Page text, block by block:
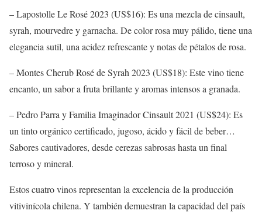
– Lapostolle Le Rosé 2023 (US$16): Es una mezcla de cinsault,
syrah, mourvedre y garnacha. De color rosa muy pálido, tiene una
elegancia sutil, una acidez refrescante y notas de pétalos de rosa.
– Montes Cherub Rosé de Syrah 2023 (US$18): Este vino tiene
encanto, un sabor a fruta brillante y aromas intensos a granada.
– Pedro Parra y Familia Imaginador Cinsault 2021 (US$24): Es
un tinto orgánico certificado, jugoso, ácido y fácil de beber…
Sabores cautivadores, desde cerezas sabrosas hasta un final
terroso y mineral.
Estos cuatro vinos representan la excelencia de la producción
vitivinícola chilena. Y también demuestran la capacidad del país